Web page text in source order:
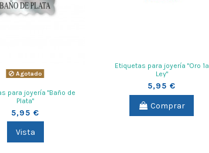
Agotado
para joyería "Baño de
Plata"
5,95 €
Vista
Etiquetas para joyería "Oro 1ª
Ley"
5,95 €
Comprar